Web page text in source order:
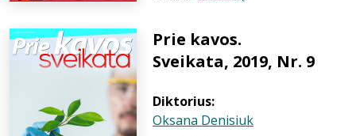
Prie kavos.
Sveikata, 2019, Nr. 9
Diktorius:
Oksana Denisiuk